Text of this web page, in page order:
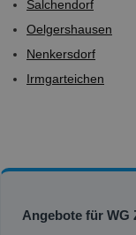
Salchendorf
Oelgershausen
Nenkersdorf
Irmgarteichen
Angebote für WG